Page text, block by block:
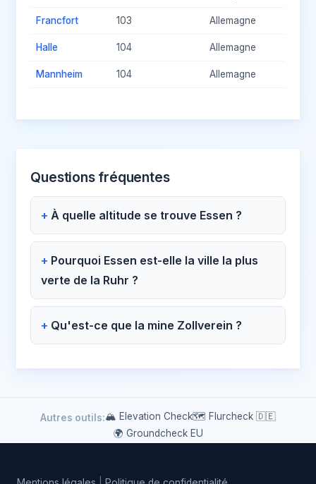
Francfort 103 Allemagne
Halle 104 Allemagne
Mannheim 104 Allemagne
Questions fréquentes
À quelle altitude se trouve Essen ?
Pourquoi Essen est-elle la ville la plus
verte de la Ruhr ?
Qu'est-ce que la mine Zollverein ?
Autres outils:🏔 Elevation Check🗺️ Flurcheck 🇩🇪
🌍 Groundcheck EU